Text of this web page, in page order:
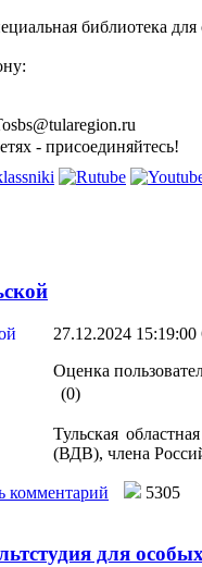
библиотека
- присоединяйтесь!
27.12.2024 15:19:00
Оценка
(0)
Тульская
(ВДВ), члена
комментарий 5305
для